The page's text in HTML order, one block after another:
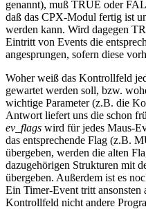
genannt), muß TRUE oder
daß das CPX-Modul fertig ist
werden kann. Wird dagegen
Eintritt von Events die
angesprungen, sofern diese
Woher weiß das Kontrollfeld
gewartet werden soll, bzw.
wichtige Parameter (z.B. die
Antwort liefert uns die schon
ev_flags wird für jedes Maus-
das entsprechende Flag (z.B.
übergeben, werden die alten
dazugehörigen Strukturen mit
übergeben. Außerdem ist es
Ein Timer-Event tritt ansonsten
Kontrollfeld nicht andere